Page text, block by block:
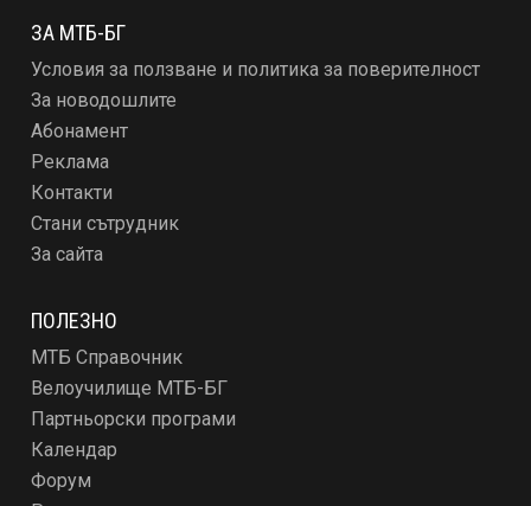
ЗА МТБ-БГ
Условия за ползване и политика за поверителност
За новодошлите
Абонамент
Реклама
Контакти
Стани сътрудник
За сайта
ПОЛЕЗНО
МТБ Справочник
Велоучилище МТБ-БГ
Партньорски програми
Календар
Форум